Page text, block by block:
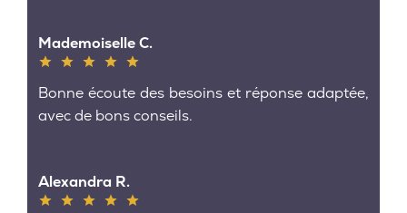
Mademoiselle C.
Bonne écoute des besoins et réponse adaptée,
avec de bons conseils.
Alexandra R.